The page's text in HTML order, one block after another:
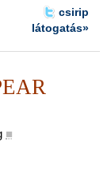
csirip
látogatás»
■